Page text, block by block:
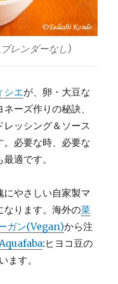
レンダーなし)
シエが、卵・大豆な
ーズ作りの秘訣、
ッシング＆ソース
必要な時、必要な
適です。
にやさしい自家製マ
なります。海外の菜
ガン(Vegan)から注
Aquafaba:ヒヨコ豆の
ます。